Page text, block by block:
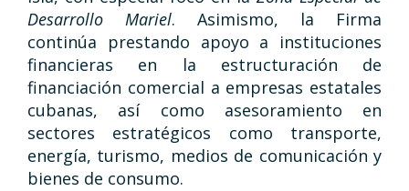
Desarrollo Mariel. Asimismo, la Firma
continúa prestando apoyo a instituciones
financieras en la estructuración de
financiación comercial a empresas estatales
cubanas, así como asesoramiento en
sectores estratégicos como transporte,
energía, turismo, medios de comunicación y
bienes de consumo.